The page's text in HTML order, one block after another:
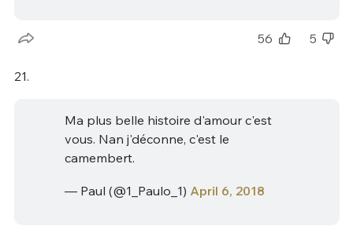
56 5
21.
Ma plus belle histoire d'amour c'est
vous. Nan j'déconne, c'est le
camembert.
— Paul (@1_Paulo_1) April 6, 2018